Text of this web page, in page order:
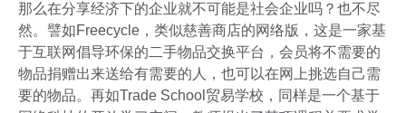
那么在分享经济下的企业就不可能是社会企业吗？也不尽
然。譬如Freecycle，类似慈善商店的网络版，这是一家基
于互联网倡导环保的二手物品交换平台，会员将不需要的
物品捐赠出来送给有需要的人，也可以在网上挑选自己需
要的物品。再如Trade School贸易学校，同样是一个基于